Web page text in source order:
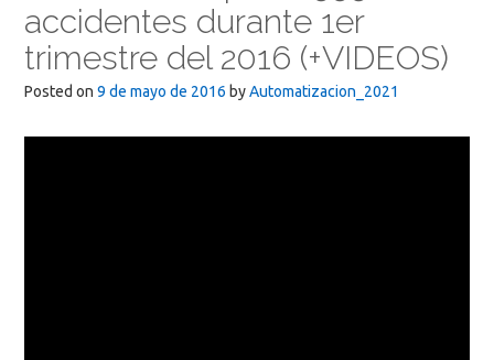
accidentes durante 1er
trimestre del 2016 (+VIDEOS)
Posted on 9 de mayo de 2016 byAutomatizacion_2021